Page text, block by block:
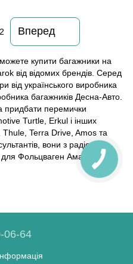
Вперед
купити багажники на
від відомих брендів. Серед
від українського виробника
багажників Десна-Авто.
придбати перемички
Turtle, Erkul і інших
Thule, Terra Drive, Amos та
вони з радістю
Фольцваген Амарок для
06-64